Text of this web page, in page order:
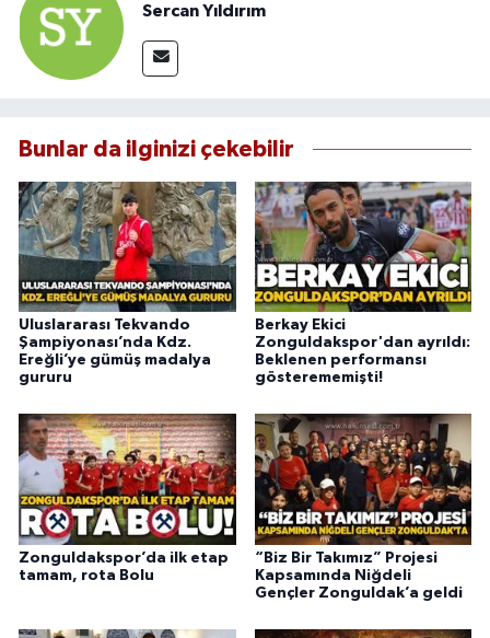
Sercan Yıldırım
Bunlar da ilginizi çekebilir
Uluslararası Tekvando
Şampiyonası’nda Kdz.
Ereğli’ye gümüş madalya
gururu
Berkay Ekici
Zonguldakspor'dan ayrıldı:
Beklenen performansı
gösterememişti!
Zonguldakspor’da ilk etap
tamam, rota Bolu
“Biz Bir Takımız” Projesi
Kapsamında Niğdeli
Gençler Zonguldak’a geldi